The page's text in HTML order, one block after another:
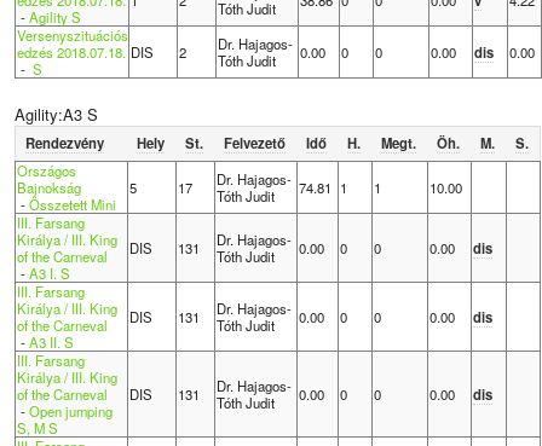
-Agility S
Tóth Judit
Versenyszituációs
edzés 2018.07.18.
- S
DIS 2
Dr. Hajagos-
Tóth Judit
0.00 0 0 0.00 dis 0.00
Agility:A3 S
Rendezvény Hely St. Felvezető Idő H. Megt. Öh. M.
S.
Országos
Bajnokság
-Összetett Mini
5 17
Dr. Hajagos-
Tóth Judit
74.81 1 1
10.00
III. Farsang
Királya / III. King
of the Carneval
-A3 I. S
DIS 131
Dr. Hajagos-
Tóth Judit
0.00 0 0 0.00 dis
III. Farsang
Királya / III. King
of the Carneval
-A3 II. S
DIS 131
Dr. Hajagos-
Tóth Judit
0.00 0 0 0.00 dis
III. Farsang
Királya / III. King
of the Carneval
-Open jumping
S, M S
DIS 131
Dr. Hajagos-
Tóth Judit
0.00 0 0 0.00 dis